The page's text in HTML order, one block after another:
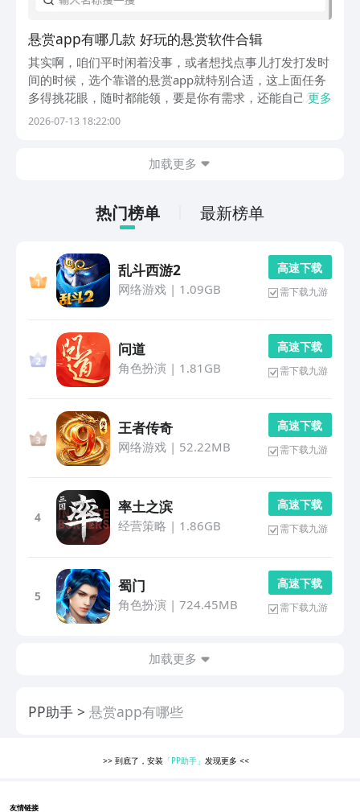
悬赏app有哪几款 好玩的悬赏软件合辑
其实啊，咱们平时闲着没事，或者想找点事儿打发打发时
间的时候，选个靠谱的悬赏app就特别合适，这上面任务
多得挑花眼，随时都能领，要是你有需求，还能自己发布
任务。关键是，不用花啥大钱，就能把零碎时间利用得明
更多
2026-07-13 18:22:00
加载更多
热门榜单 最新榜单
乱斗西游2
网络游戏| 1.09GB
高 速 下 载
需下载九游
问道
角色扮演 | 1.81GB
高 速 下 载
需下载九游
王者传奇
网络游戏| 52.22MB
高 速 下 载
需下载九游
4
率土之滨
经营策略 | 1.86GB
高 速 下 载
需下载九游
5
蜀门
角色扮演 | 724.45MB
高 速 下 载
需下载九游
加载更多
PP助手 悬赏app有哪些
>> 到底了，安装 「PP助手」 发现更多<<
友情链接